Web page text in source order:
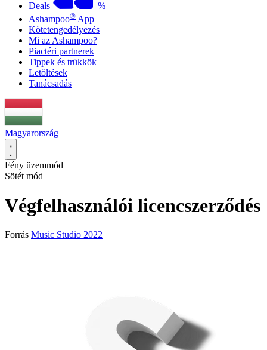
Deals
%
Ashampoo® App
Kötetengedélyezés
Mi az Ashampoo?
Piactéri partnerek
Tippek és trükkök
Letöltések
Tanácsadás
Magyarország
Fény üzemmód
Sötét mód
Végfelhasználói licencszerződés
Forrás Music Studio 2022